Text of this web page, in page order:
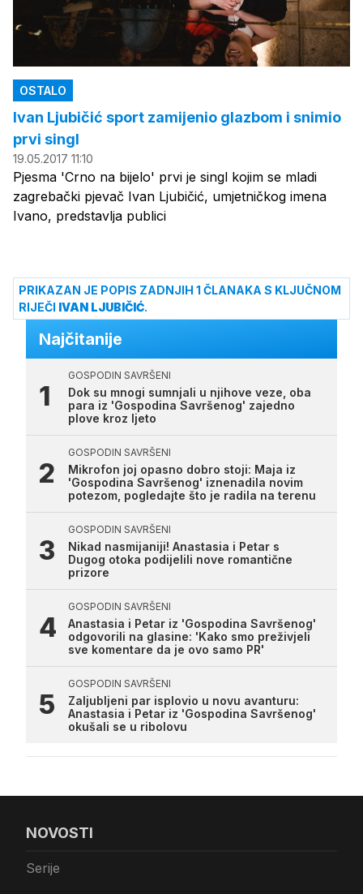
OSTALO
Ivan Ljubičić sport zamijenio glazbom i snimio
prvi singl
19.05.2017 11:10
Pjesma 'Crno na bijelo' prvi je singl kojim se mladi
zagrebački pjevač Ivan Ljubičić, umjetničkog imena
Ivano, predstavlja publici
PRIKAZAN JE POPIS ZADNJIH 1 ČLANAKA S KLJUČNOM
RIJEČI IVAN LJUBIČIĆ.
Najčitanije
GOSPODIN SAVRŠENI
Dok su mnogi sumnjali u njihove veze, oba
para iz 'Gospodina Savršenog' zajedno
plove kroz ljeto
GOSPODIN SAVRŠENI
Mikrofon joj opasno dobro stoji: Maja iz
'Gospodina Savršenog' iznenadila novim
potezom, pogledajte što je radila na terenu
GOSPODIN SAVRŠENI
Nikad nasmijaniji! Anastasia i Petar s
Dugog otoka podijelili nove romantične
prizore
GOSPODIN SAVRŠENI
Anastasia i Petar iz 'Gospodina Savršenog'
odgovorili na glasine: 'Kako smo preživjeli
sve komentare da je ovo samo PR'
GOSPODIN SAVRŠENI
Zaljubljeni par isplovio u novu avanturu:
Anastasia i Petar iz 'Gospodina Savršenog'
okušali se u ribolovu
NOVOSTI
Serije